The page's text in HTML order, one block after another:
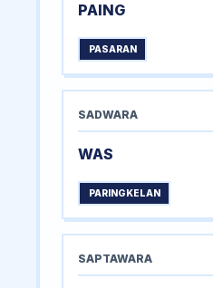
PAING
PASARAN
SADWARA
WAS
PARINGKELAN
SAPTAWARA